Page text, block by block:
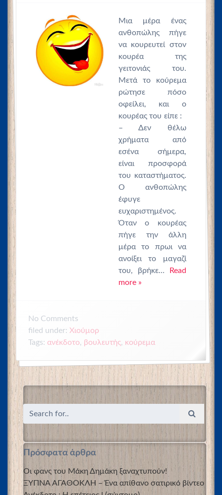
Μια μέρα ένας
ανθοπώλης πήγε
να κουρευτεί στον
κουρέα της
γειτονιάς του.
Μετά το κούρεμα
ρώτησε πόσο
οφείλει, και ο
κουρέας του είπε :
– Δεν θέλω
χρήματα από
εσένα σήμερα,
είναι προσφορά
του καταστήματος.
Ο ανθοπώλης
έφυγε
ευχαριστημένος.
Όταν ο κουρέας
πήγε την άλλη
μέρα το πρωι να
ανοίξει το μαγαζί
του, βρήκε…
Read
more »
No Comments
filed under: Χιούμορ
Tags: ανέκδοτο, βουλευτής, κούρεμα
Πρόσφατα άρθρα
Οι φανς του Μάκη Δημάκη ξαναχτυπούν!
ΞΥΠΝΑ ΑΓΑΘΟΚΛΗ – Ένα απίθανο σατιρικό βίντεο